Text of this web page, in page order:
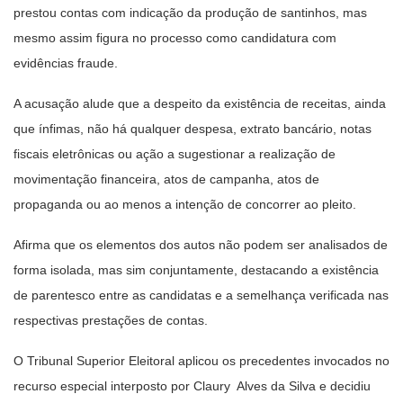
prestou contas com indicação da produção de santinhos, mas
mesmo assim figura no processo como candidatura com
evidências fraude.
A acusação alude que a despeito da existência de receitas, ainda
que ínfimas, não há qualquer despesa, extrato bancário, notas
fiscais eletrônicas ou ação a sugestionar a realização de
movimentação financeira, atos de campanha, atos de
propaganda ou ao menos a intenção de concorrer ao pleito.
Afirma que os elementos dos autos não podem ser analisados de
forma isolada, mas sim conjuntamente, destacando a existência
de parentesco entre as candidatas e a semelhança verificada nas
respectivas prestações de contas.
O Tribunal Superior Eleitoral aplicou os precedentes invocados no
recurso especial interposto por Claury Alves da Silva e decidiu